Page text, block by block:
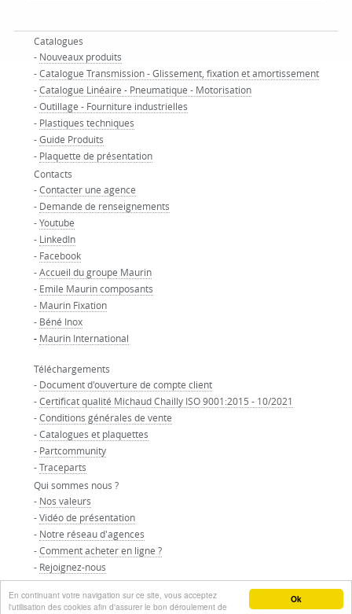
Ok
En continuant votre navigation sur ce site, vous acceptez
l'utilisation des cookies afin d'assurer le bon déroulement de
Catalogues
- Nouveaux produits
-Catalogue Transmission - Glissement, fixation et amortissement
-Catalogue Linéaire - Pneumatique - Motorisation
-Outillage - Fourniture industrielles
- Plastiques techniques
-Guide Produits
- Plaquette de présentation
Contacts
-Contacter une agence
- Demande de renseignements
-Youtube
- LinkedIn
- Facebook
-Accueil du groupe Maurin
- Emile Maurin composants
- Maurin Fixation
- Béné Inox
- Maurin International
Téléchargements
- Document d'ouverture de compte client
-Certificat qualité Michaud Chailly ISO 9001:2015 - 10/2021
-Conditions générales de vente
-Catalogues et plaquettes
- Partcommunity
-Traceparts
Qui sommes nous ?
- Nos valeurs
-Vidéo de présentation
- Notre réseau d'agences
-Comment acheter en ligne ?
- Rejoignez-nous
-Nos partenaires
© GROUPE MAURIN - Tous droits réservés